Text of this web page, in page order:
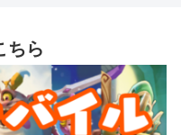
ちら